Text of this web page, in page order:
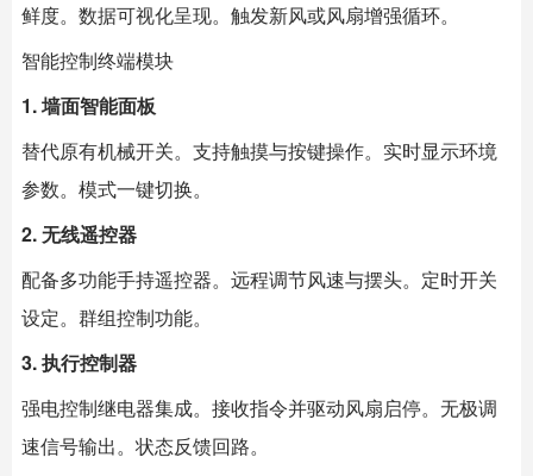
鲜度。数据可视化呈现。触发新风或风扇增强循环。
智能控制终端模块
1. 墙面智能面板
替代原有机械开关。支持触摸与按键操作。实时显示环境
参数。模式一键切换。
2. 无线遥控器
配备多功能手持遥控器。远程调节风速与摆头。定时开关
设定。群组控制功能。
3. 执行控制器
强电控制继电器集成。接收指令并驱动风扇启停。无极调
速信号输出。状态反馈回路。